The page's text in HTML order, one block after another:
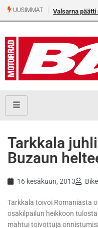
UUSIMMAT Valsarna
Tarkkala
Buzaun
16 kesäkuun, 2013 Bike
Tarkkala toivoi Romaniasta
osakilpailun heikkoon
mahtui toivottuja